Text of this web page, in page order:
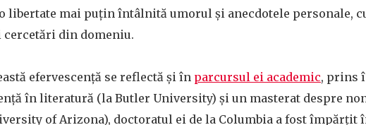
libertate mai puțin întâlnită umorul și anecdotele personale,
cercetări din domeniu.
efervescență se reflectă și în parcursul ei academic, prins
în literatură (la Butler University) și un masterat despre
of Arizona), doctoratul ei de la Columbia a fost împărțit